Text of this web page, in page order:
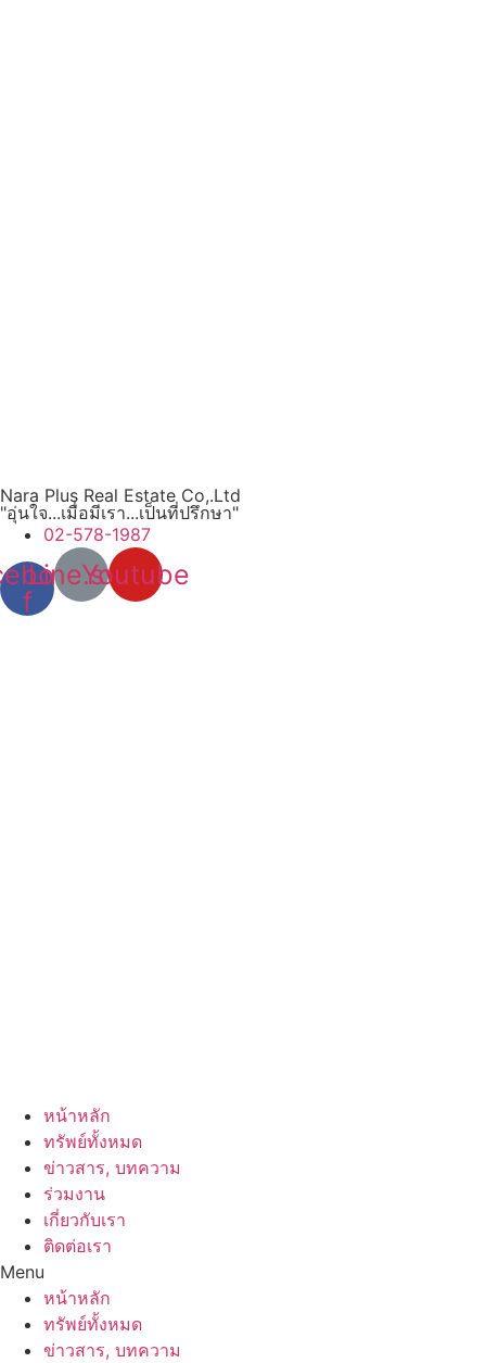
Nara Plus Real Estate Co,.Ltd
"อุ่นใจ...เมื่อมีเรา...เป็นที่ปรึกษา"
02-578-1987
f
Line.svgYoutube
หน้าหลัก
ทรัพย์ทั้งหมด
ข่าวสาร, บทความ
ร่วมงาน
เกี่ยวกับเรา
ติดต่อเรา
Menu
หน้าหลัก
ทรัพย์ทั้งหมด
ข่าวสาร, บทความ